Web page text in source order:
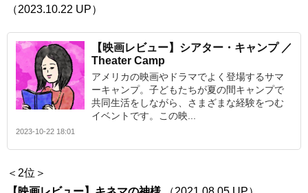
（2023.10.22 UP）
【映画レビュー】シアター・キャンプ ／
Theater Camp
アメリカの映画やドラマでよく登場するサマ
ーキャンプ。子どもたちが夏の間キャンプで
共同生活をしながら、さまざまな経験をつむ
イベントです。この映...
2023-10-22 18:01
＜2位＞